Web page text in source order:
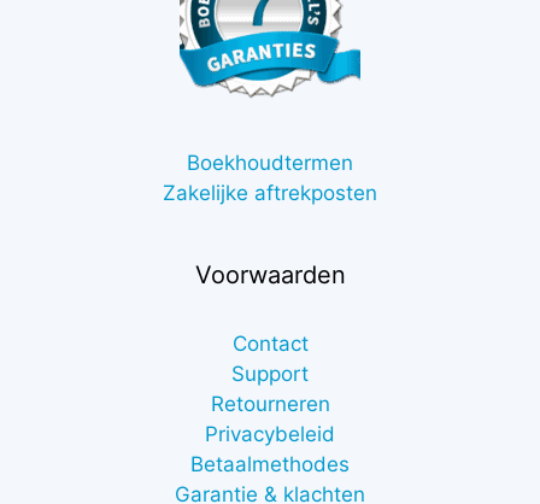
Boekhoudtermen
Zakelijke aftrekposten
Voorwaarden
Contact
Support
Retourneren
Privacybeleid
Betaalmethodes
Garantie & klachten